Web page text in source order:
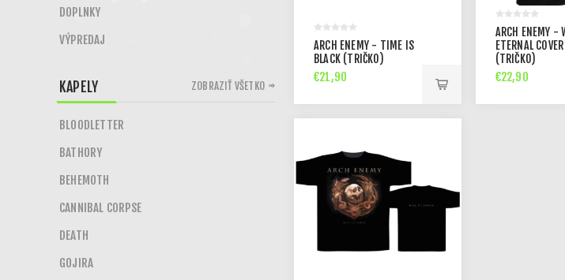
ARCH ENEMY - TIME IS
BLACK (TRIČKO)
€21,90
ARCH ENEMY -
ETERNAL COVER
(TRIČKO)
€22,90
DOPLNKY
VÝPREDAJ
KAPELY
BLOODLETTER
BATHORY
BEHEMOTH
CANNIBAL CORPSE
DEATH
GOJIRA
ZOBRAZIŤ VŠETKO